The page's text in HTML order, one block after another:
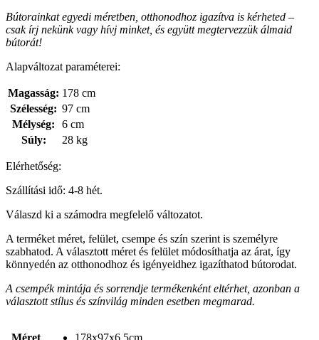
Bútorainkat egyedi méretben, otthonodhoz igazítva is kérheted –
csak írj nekünk vagy hívj minket, és együtt megtervezzük álmaid
bútorát!
Alapváltozat paraméterei:
Magasság: 178 cm
Szélesség: 97 cm
Mélység:
6 cm
Súly:
28 kg
Elérhetőség:
Szállítási idő: 4-8 hét.
Válaszd ki a számodra megfelelő változatot.
A terméket méret, felület, csempe és szín szerint is személyre
szabhatod. A választott méret és felület módosíthatja az árat, így
könnyedén az otthonodhoz és igényeidhez igazíthatod bútorodat.
A csempék mintája és sorrendje termékenként eltérhet, azonban a
választott stílus és színvilág minden esetben megmarad.